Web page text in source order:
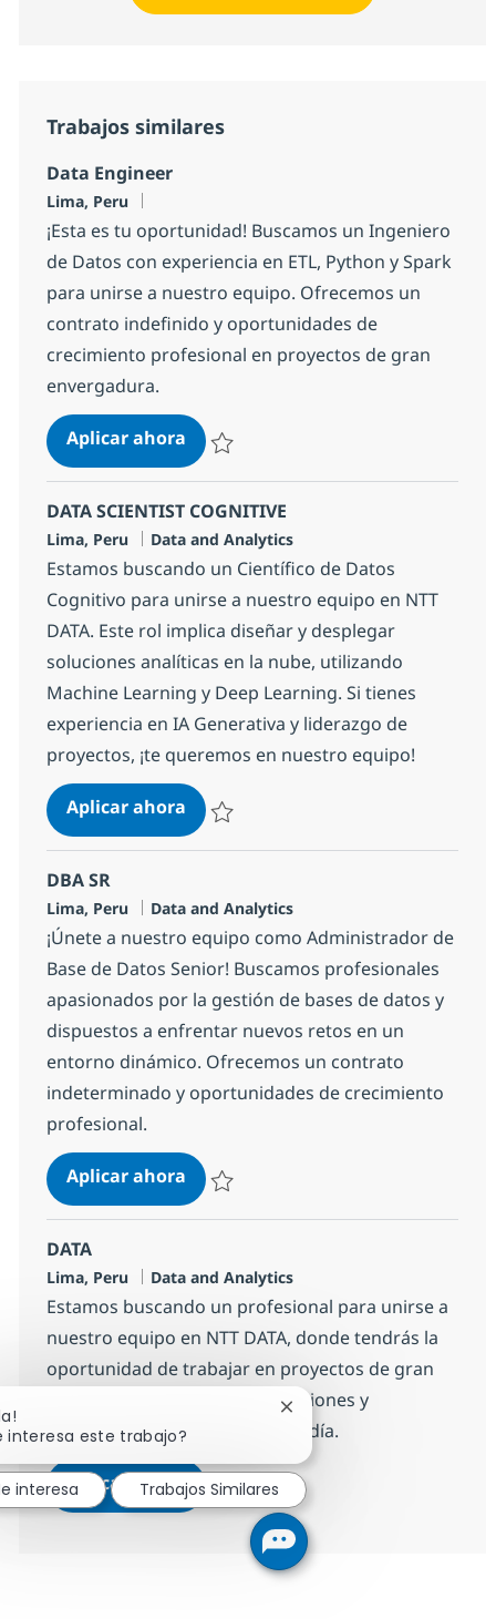
Trabajos similares
Data Engineer
Ubicación
Lima, Peru
¡Esta es tu oportunidad! Buscamos un Ingeniero
de Datos con experiencia en ETL, Python y Spark
para unirse a nuestro equipo. Ofrecemos un
contrato indefinido y oportunidades de
crecimiento profesional en proyectos de gran
envergadura.
Aplicar ahoraData Engineer
DATA SCIENTIST COGNITIVE
Ubicación
Lima, Peru Categoría
Data and Analytics
Estamos buscando un Científico de Datos
Cognitivo para unirse a nuestro equipo en NTT
DATA. Este rol implica diseñar y desplegar
soluciones analíticas en la nube, utilizando
Machine Learning y Deep Learning. Si tienes
experiencia en IA Generativa y liderazgo de
proyectos, ¡te queremos en nuestro equipo!
Aplicar ahoraDATA SCIENTIST COGNITIVE
DBA SR
Ubicación
Lima, Peru Categoría
Data and Analytics
¡Únete a nuestro equipo como Administrador de
Base de Datos Senior! Buscamos profesionales
apasionados por la gestión de bases de datos y
dispuestos a enfrentar nuevos retos en un
entorno dinámico. Ofrecemos un contrato
indeterminado y oportunidades de crecimiento
profesional.
Aplicar ahoraDBA SR
DATA
Ubicación
Lima, Peru Categoría
Data and Analytics
Estamos buscando un profesional para unirse a
nuestro equipo en NTT DATA, donde tendrás la
oportunidad de trabajar en proyectos de gran
envergadura y recibir capacitaciones y
certificaciones desde el primer día.
Aplicar ahoraDATA
Salvar DATA b42b22364a51900
interesa este trabajo?
Cerrar notificación de
interesa Trabajos Similares